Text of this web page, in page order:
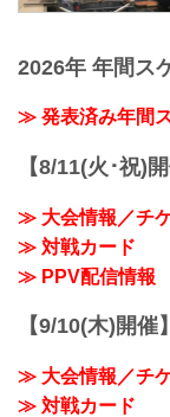
2026年 年間ス
≫ 発表済み年間
【8/11(火･祝)
≫ 大会情報／チ
≫ 対戦カード
≫ PPV配信情報
【9/10(木)開
≫ 大会情報／チ
≫ 対戦カード